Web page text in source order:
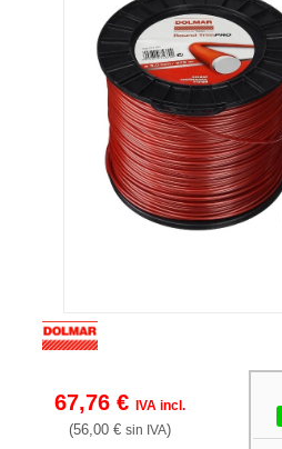
67,76 € IVA incl.
(56,00 € sin IVA)